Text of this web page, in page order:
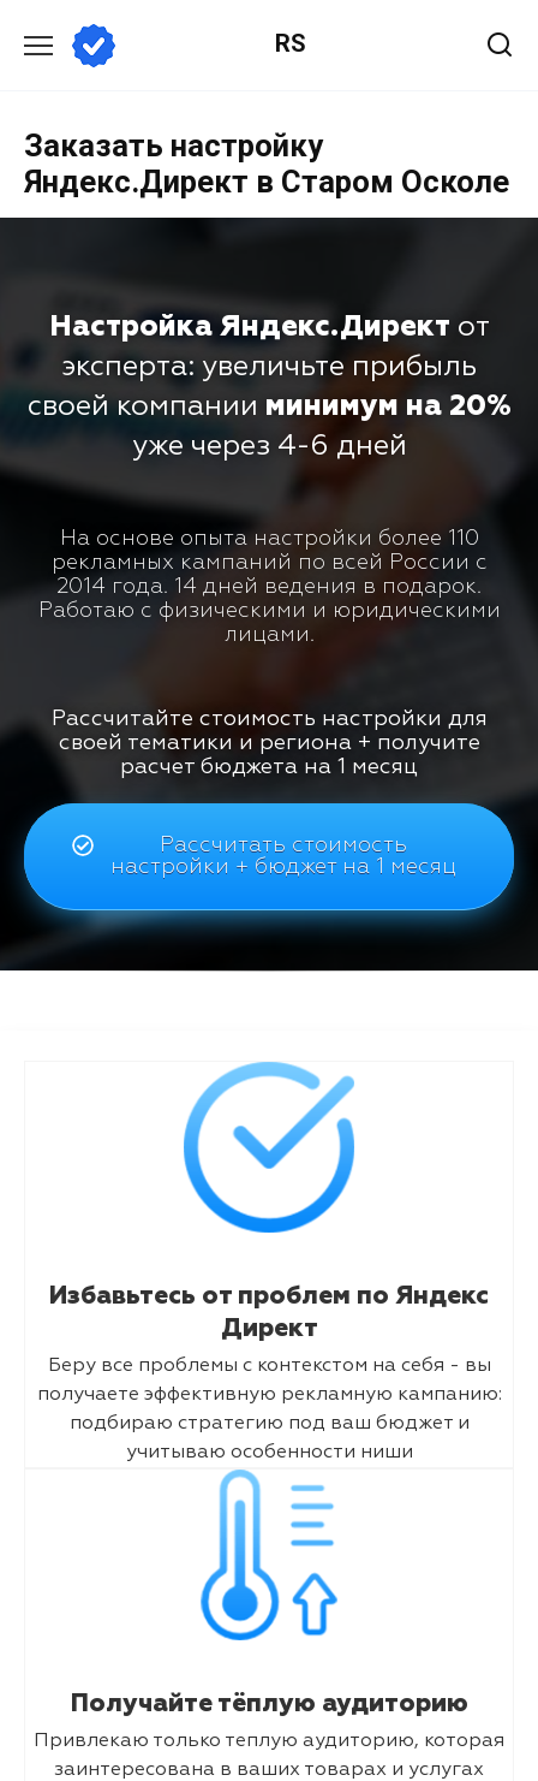
RS
Заказать настройку
Яндекс.Директ в Старом Осколе
Настройка Яндекс.Директ от
эксперта: увеличьте прибыль
своей компании минимум на 20%
уже через 4-6 дней
На основе опыта настройки более 110
рекламных кампаний по всей России с
2014 года. 14 дней ведения в подарок.
Работаю с физическими и юридическими
лицами.
Рассчитайте стоимость настройки для
своей тематики и региона + получите
расчет бюджета на 1 месяц
Рассчитать стоимость
настройки + бюджет на 1 месяц
Избавьтесь от проблем по Яндекс
Директ
Беру все проблемы с контекстом на себя - вы
получаете эффективную рекламную кампанию:
подбираю стратегию под ваш бюджет и
учитываю особенности ниши
Получайте тёплую аудиторию
Привлекаю только теплую аудиторию, которая
заинтересована в ваших товарах и услугах